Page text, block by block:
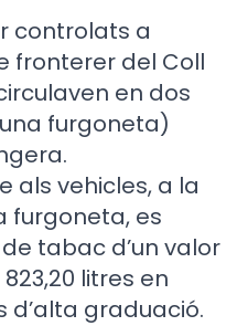
controlats a
fronterer del Coll
en dos
furgoneta)
als vehicles, a la
furgoneta, es
tabac d’un valor
823,20 litres en
d’alta graduació.